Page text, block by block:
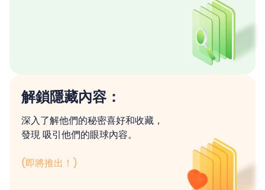
解鎖隱藏內容：
深入了解他們的秘密喜好和收藏，
發現 吸引他們的眼球內容。
(即將推出！)